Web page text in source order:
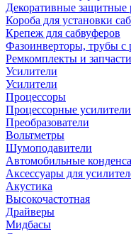
Декоративные защитные
Короба для установки
Крепеж для сабвуферов
Фазоинверторы, трубы с
Ремкомплекты и
Усилители
Усилители
Процессоры
Процессорные усилители
Преобразователи
Вольтметры
Шумоподавители
Автомобильные
Аксессуары для
Акустика
Высокочастотная
Драйверы
Мидбасы